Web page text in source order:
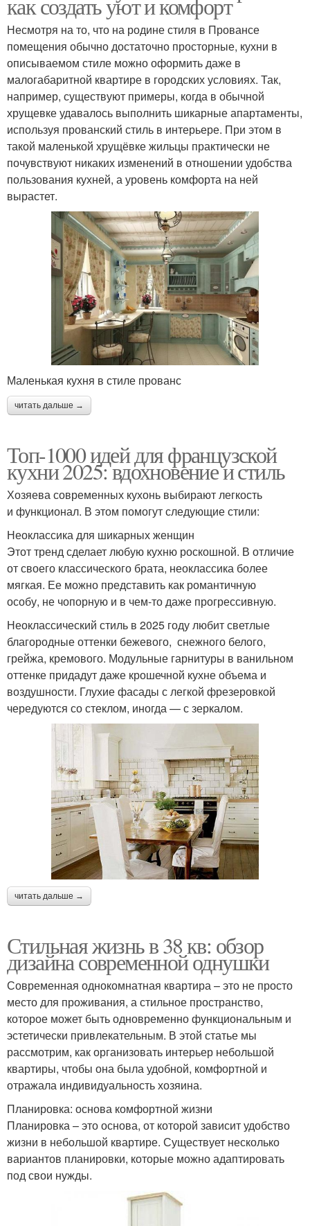
как создать уют и комфорт
Несмотря на то, что на родине стиля в Провансе
помещения обычно достаточно просторные, кухни в
описываемом стиле можно оформить даже в
малогабаритной квартире в городских условиях. Так,
например, существуют примеры, когда в обычной
хрущевке удавалось выполнить шикарные апартаменты,
используя прованский стиль в интерьере. При этом в
такой маленькой хрущёвке жильцы практически не
почувствуют никаких изменений в отношении удобства
пользования кухней, а уровень комфорта на ней
вырастет.
Маленькая кухня в стиле прованс
читать дальше →
Топ-1000 идей для французской
кухни 2025: вдохновение и стиль
Хозяева современных кухонь выбирают легкость
и функционал. В этом помогут следующие стили:
Неоклассика для шикарных женщин
Этот тренд сделает любую кухню роскошной. В отличие
от своего классического брата, неоклассика более
мягкая. Ее можно представить как романтичную
особу, не чопорную и в чем-то даже прогрессивную.
Неоклассический стиль в 2025 году любит светлые
благородные оттенки бежевого, снежного белого,
грейжа, кремового. Модульные гарнитуры в ванильном
оттенке придадут даже крошечной кухне объема и
воздушности. Глухие фасады с легкой фрезеровкой
чередуются со стеклом, иногда — с зеркалом.
читать дальше →
Стильная жизнь в 38 кв: обзор
дизайна современной однушки
Современная однокомнатная квартира – это не просто
место для проживания, а стильное пространство,
которое может быть одновременно функциональным и
эстетически привлекательным. В этой статье мы
рассмотрим, как организовать интерьер небольшой
квартиры, чтобы она была удобной, комфортной и
отражала индивидуальность хозяина.
Планировка: основа комфортной жизни
Планировка – это основа, от которой зависит удобство
жизни в небольшой квартире. Существует несколько
вариантов планировки, которые можно адаптировать
под свои нужды.